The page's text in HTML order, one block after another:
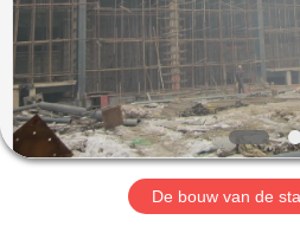
VIDEO'S
VR
-
De bouw van de